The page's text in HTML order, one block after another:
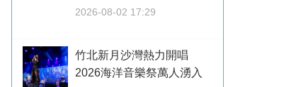
2026-08-02 17:29
竹北新月沙灣熱力開唱
2026海洋音樂祭萬人湧入